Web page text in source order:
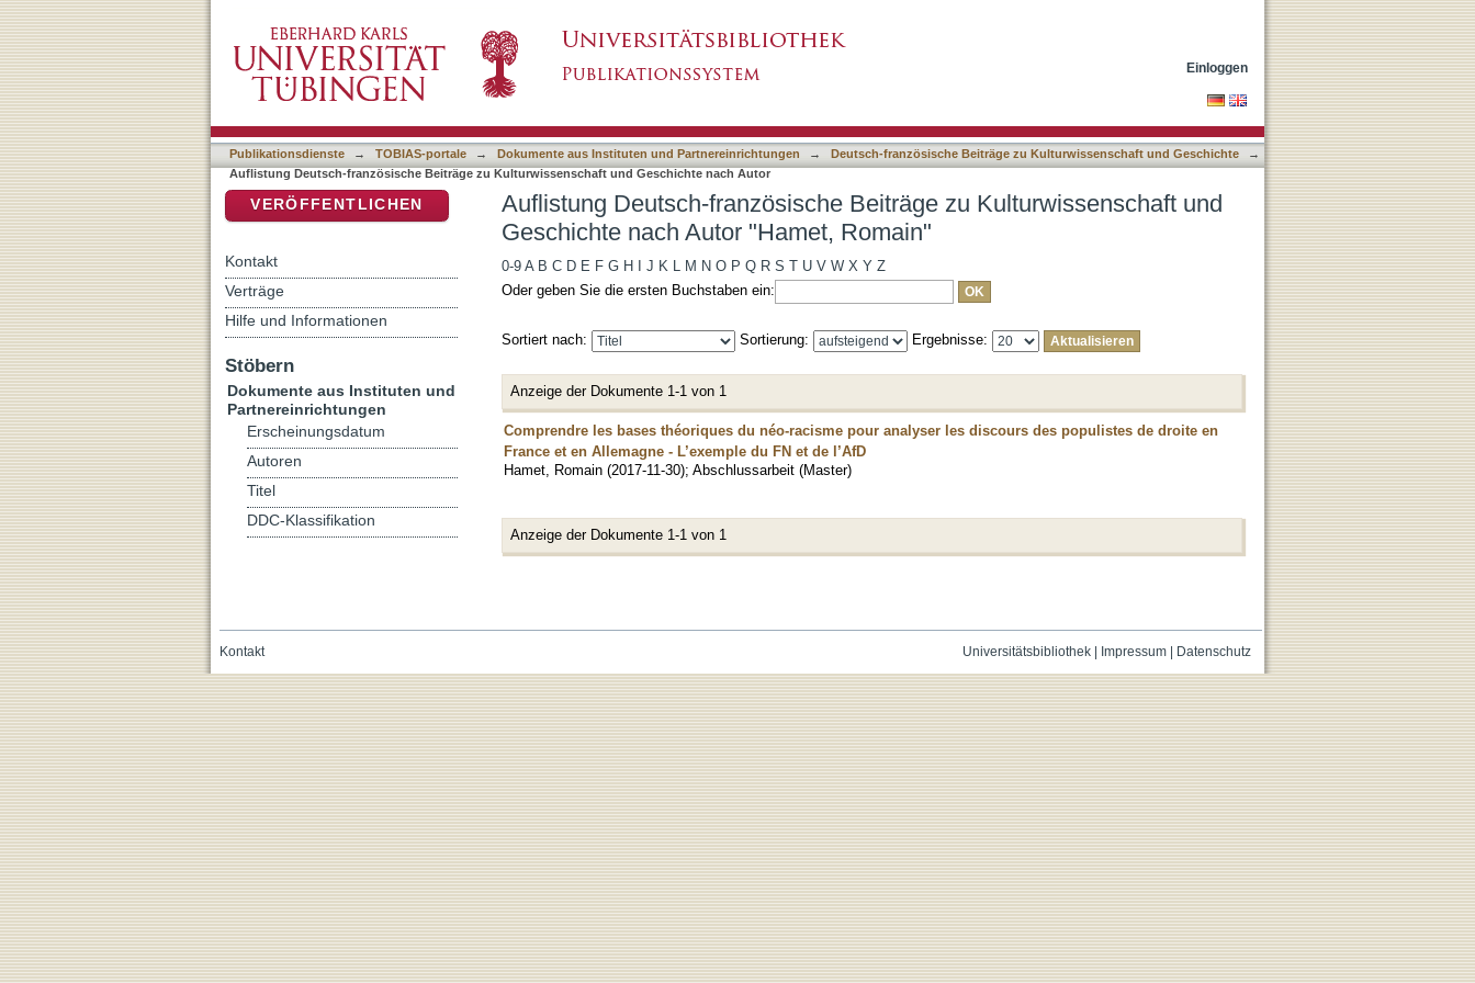
"Hamet, Romain"
Einloggen
Publikationsdienste → TOBIAS-portale → Dokumente aus Instituten und Partnereinrichtungen → Deutsch-französische Beiträge zu Kulturwissenschaft und Geschichte
→
Auflistung Deutsch-französische Beiträge zu Kulturwissenschaft und Geschichte nach Autor
Auflistung Deutsch-französische Beiträge zu Kulturwissenschaft und
Geschichte nach Autor "Hamet, Romain"
0-9 A B C D E F G H J K L M N O P Q R S T U V W X Y Z
Oder geben Sie die ersten Buchstaben ein:
Sortiert nach: Sortierung: Ergebnisse:
Anzeige der Dokumente 1-1 von 1
Comprendre les bases théoriques du néo-racisme pour analyser les discours des populistes de droite en
France et en Allemagne - L’exemple du FN et de l’AfD
Hamet, Romain (2017-11-30); Abschlussarbeit (Master)
Anzeige der Dokumente 1-1 von 1
VERÖFFENTLICHEN
Kontakt
Verträge
Hilfe und Informationen
Stöbern
Dokumente aus Instituten und
Partnereinrichtungen
Erscheinungsdatum
Autoren
Titel
DDC-Klassifikation
Universitätsbibliothek| Impressum| Datenschutz
Kontakt